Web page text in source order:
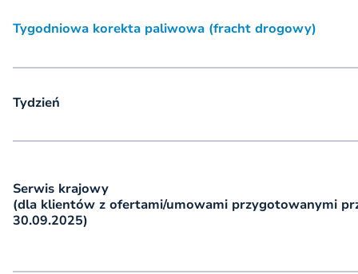
Tygodniowa korekta paliwowa (fracht drogowy)
Tydzień
Serwis krajowy
(dla klientów z ofertami/umowami przygotowanymi
30.09.2025)